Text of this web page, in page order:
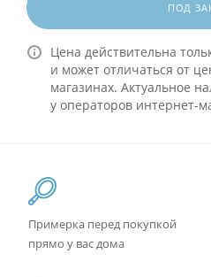
ПОД
Цена действительна
и может отличаться от
магазинах. Актуальное
у операторов интернет-
Примерка перед покупкой
прямо у вас дома